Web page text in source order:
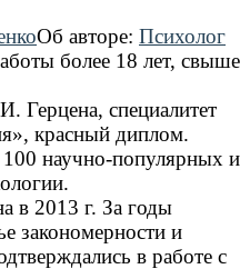
Об авторе: Психолог
более 18 лет, свыше
Герцена, специалитет
красный диплом.
100 научно-популярных и
в 2013 г. За годы
закономерности и
в работе с